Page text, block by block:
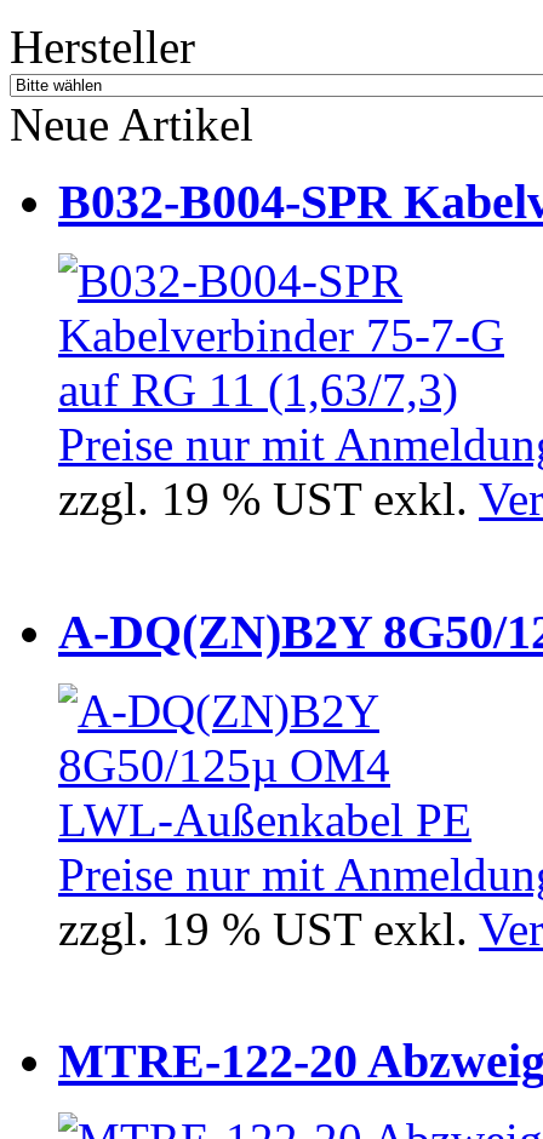
Hersteller
Neue Artikel
B032-B004-SPR
Preise nur mit
zzgl. 19 % UST exkl.
A-DQ(ZN)B2Y 8G50/
Preise nur mit
zzgl. 19 % UST exkl.
MTRE-122-20